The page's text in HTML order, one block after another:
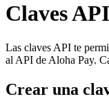
Claves API
Las claves API te
al API de Aloha Pay.
Crear una